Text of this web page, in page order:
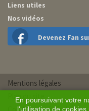
Liens utiles
Nos vidéos
Devenez Fan
En poursuivant votre
l'utilisation de
Mentions légales
Plan du site